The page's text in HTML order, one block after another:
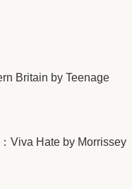
Britain by Teenage
Viva Hate by Morrissey